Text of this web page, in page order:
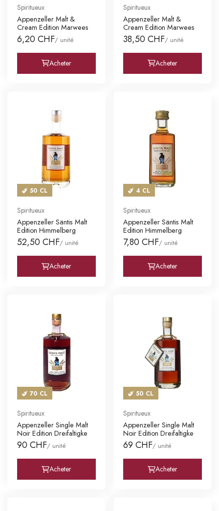
Spiritueux
Appenzeller Malt &
Cream Edition Marwees
6,20 CHF/ unité
Acheter
Spiritueux
Appenzeller Malt &
Cream Edition Marwees
38,50 CHF/ unité
Acheter
50 CL
Spiritueux
Appenzeller Säntis Malt
Edition Himmelberg
52,50 CHF/ unité
Acheter
4 CL
Spiritueux
Appenzeller Säntis Malt
Edition Himmelberg
7,80 CHF/ unité
Acheter
70 CL
Spiritueux
Appenzeller Single Malt
Noir Edition Dreifaltigke
90 CHF/ unité
Acheter
50 CL
Spiritueux
Appenzeller Single Malt
Noir Edition Dreifaltigke
69 CHF/ unité
Acheter